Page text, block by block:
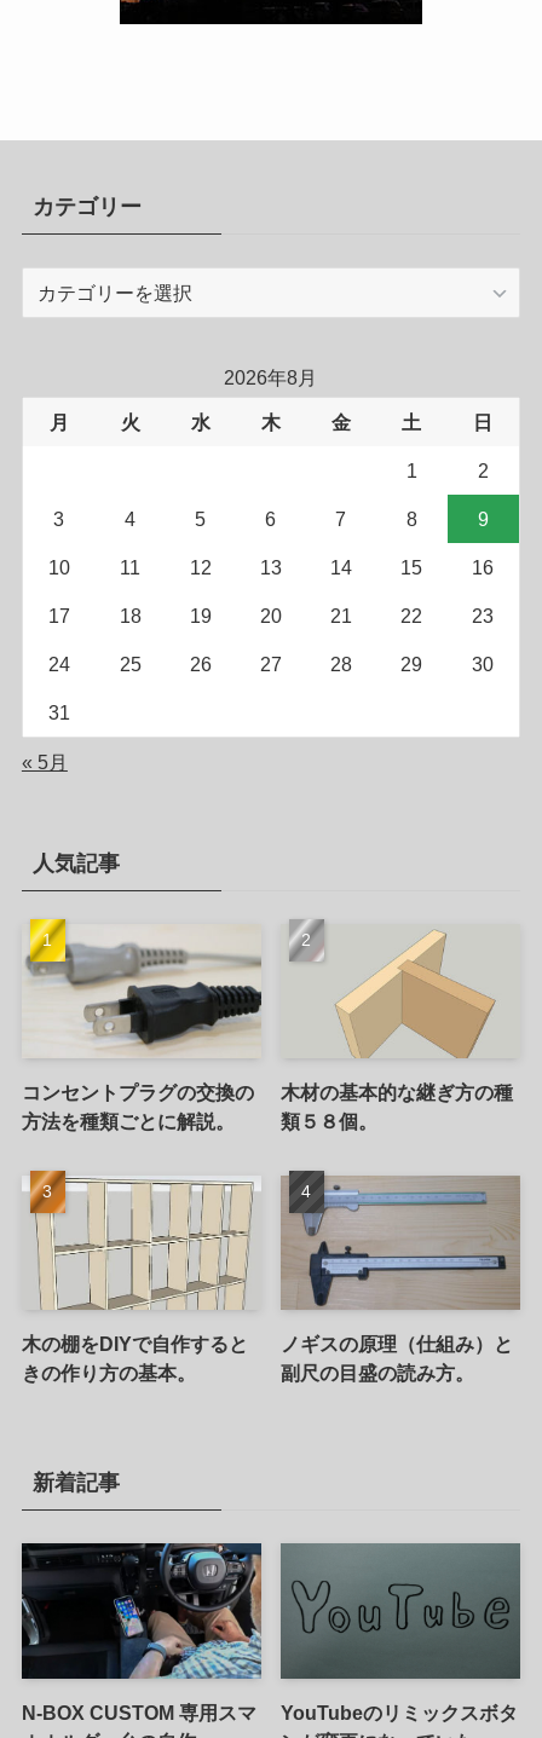
カテゴリー
ー
2026年8月
月 火 水 木 金 土 日
1 2
3 4 5 6 7 8 9
10 11 12 13 14 15 16
17 18 19 20 21 22 23
24 25 26 27 28 29 30
31
« 5月
人気記事
コンセントプラグの交換の
方法を種類ごとに解説。
木材の基本的な継ぎ方の種
類５８個。
木の棚をDIYで自作すると
きの作り方の基本。
ノギスの原理（仕組み）と
副尺の目盛の読み方。
新着記事
N-BOX CUSTOM 専用スマ
YouTubeのリミックスボタ